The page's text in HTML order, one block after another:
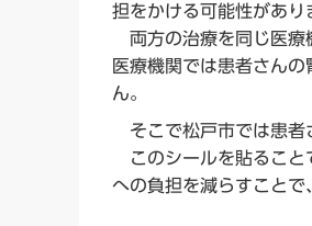
担をかける可能性があり
両方の治療を同じ医療
医療機関では患者さん
ん。
そこで松戸市では患者
このシールを貼ること
への負担を減らすことで